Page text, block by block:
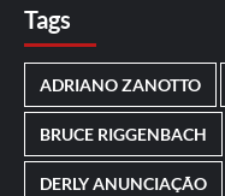
Tags
ADRIANO ZANOTTO
BRUCE RIGGENBACH
DERLY ANUNCIAÇÃO